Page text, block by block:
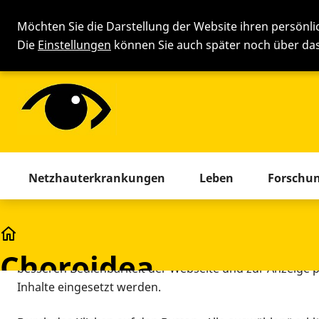
Möchten Sie die Darstellung der Website ihren
Die Einstellungen können Sie auch später noch über
Menü mit allen Seiten.
Netzhauterkrankungen Leben
Choroidea
Cookie-
besseren Bedienbarkeit der Webseite und zur Anzeige
Inhalte eingesetzt werden.